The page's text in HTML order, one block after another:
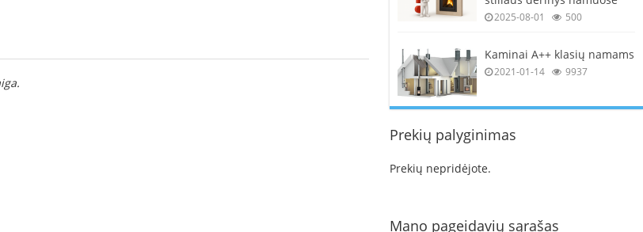
2025-08-01 500
Kaminai A++ klasių namams
2021-01-14 9937
Prekių palyginimas
Prekių nepridėjote.
Mano pageidavių sąrašas